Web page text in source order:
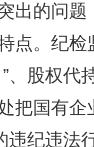
出的问
点。纪
、股权代
把国有企
违纪违